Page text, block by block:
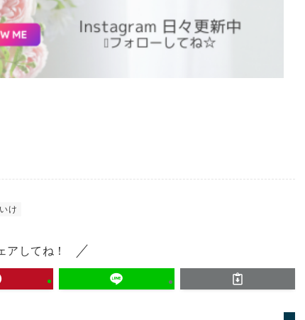
け
アしてね！